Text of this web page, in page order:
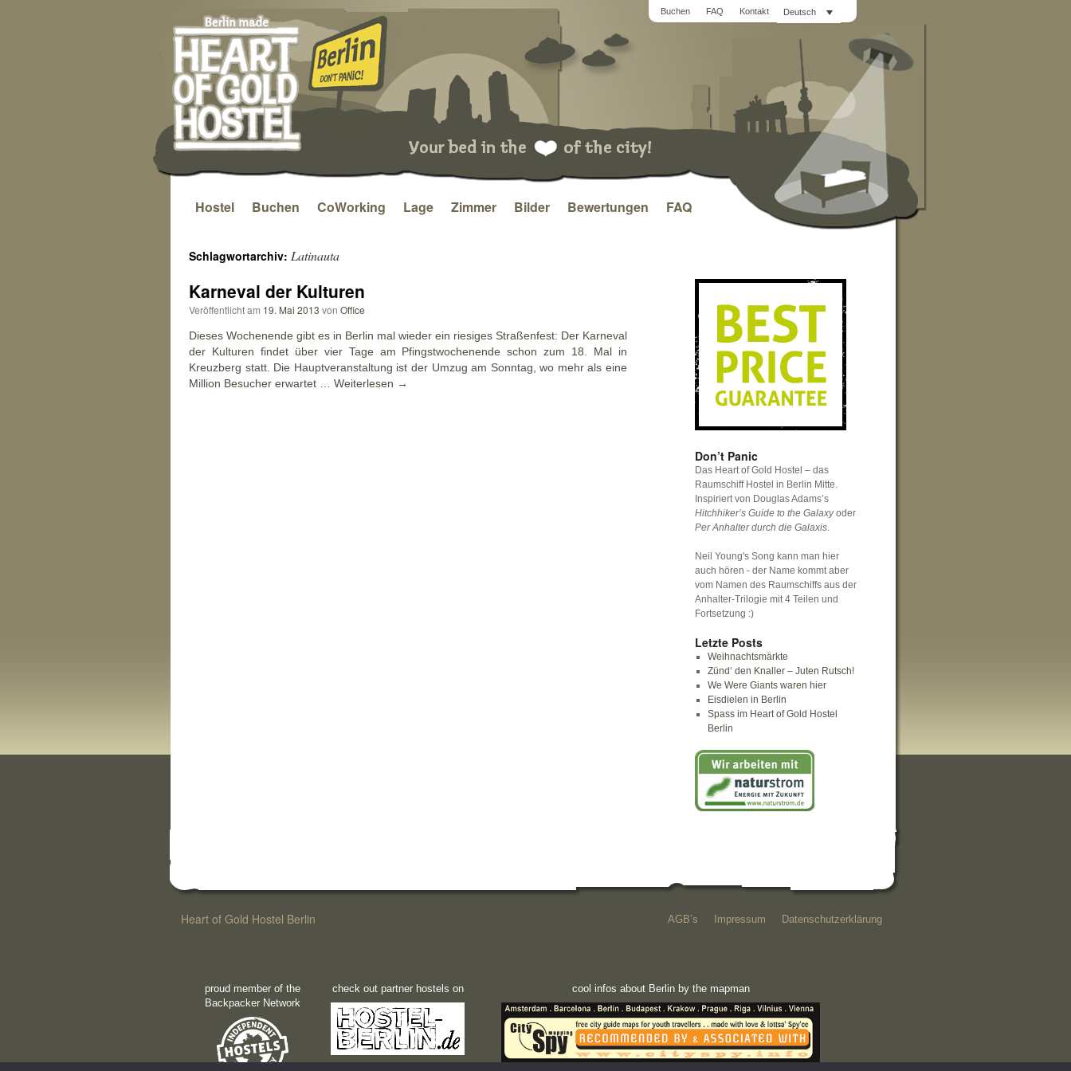
Buchen FAQ Kontakt Deutsch
Zum
springen
Hostel Buchen CoWorking Lage Zimmer Bilder Bewertungen FAQ
Schlagwortarchiv: Latinauta
Karneval der Kulturen
Veröffentlicht am 19. Mai 2013 von Office
Dieses Wochenende gibt es in Berlin mal wieder ein riesiges Straßenfest: Der Karneval
der Kulturen findet über vier Tage am Pfingstwochenende schon zum 18. Mal in
Kreuzberg statt. Die Hauptveranstaltung ist der Umzug am Sonntag, wo mehr als eine
Million Besucher erwartet … Weiterlesen →
Don’t Panic
Das Heart of Gold Hostel – das
Raumschiff Hostel in Berlin Mitte.
Inspiriert von Douglas Adams’s
Hitchhiker’s Guide to the Galaxyoder
Per Anhalter durch die Galaxis.
Neil Young's Song kann man hier
auch hören - der Name kommt aber
vom Namen des Raumschiffs aus der
Anhalter-Trilogie mit 4 Teilen und
Fortsetzung :)
Letzte Posts
Weihnachtsmärkte
Zünd‘ den Knaller – Juten Rutsch!
We Were Giants waren hier
Eisdielen in Berlin
Spass im Heart of Gold Hostel
Berlin
Heart of Gold Hostel Berlin AGB’s Impressum Datenschutzerklärung
proud member of the
Backpacker Network
check out partner hostels on cool infos about Berlin by the mapman